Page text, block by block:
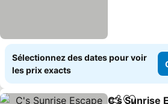
Sélectionnez des dates pour voir
les prix exacts
C's Sunrise